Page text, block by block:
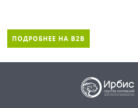
ПОДРОБНЕЕ НА B2B